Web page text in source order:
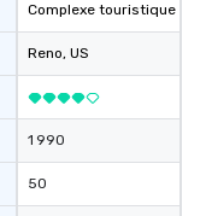
Complexe touristique
Reno, US
1 990
50